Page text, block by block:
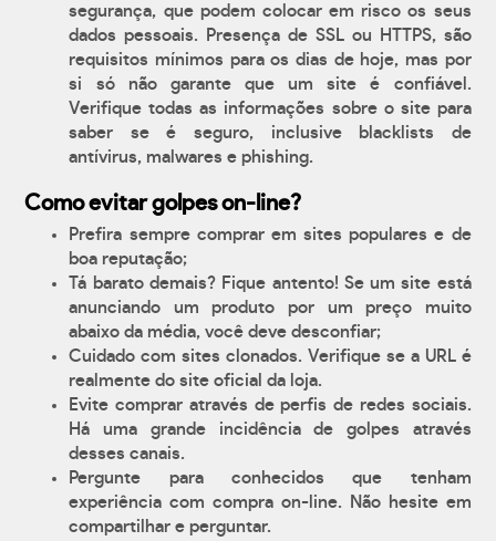
segurança, que podem colocar em risco os seus
dados pessoais. Presença de SSL ou HTTPS, são
requisitos mínimos para os dias de hoje, mas por
si só não garante que um site é confiável.
Verifique todas as informações sobre o site para
saber se é seguro, inclusive blacklists de
antívirus, malwares e phishing.
Como evitar golpes on-line?
Prefira sempre comprar em sites populares e de
boa reputação;
Tá barato demais? Fique antento! Se um site está
anunciando um produto por um preço muito
abaixo da média, você deve desconfiar;
Cuidado com sites clonados. Verifique se a URL é
realmente do site oficial da loja.
Evite comprar através de perfis de redes sociais.
Há uma grande incidência de golpes através
desses canais.
Pergunte para conhecidos que tenham
experiência com compra on-line. Não hesite em
compartilhar e perguntar.